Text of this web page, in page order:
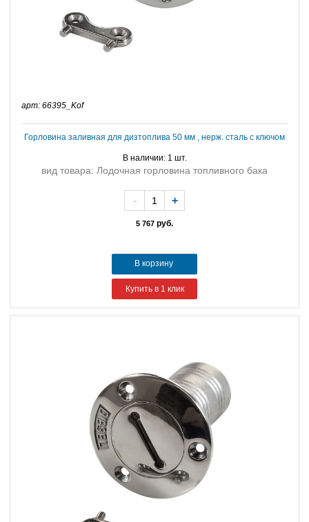
арт: 66395_Kof
Горловина заливная для дизтоплива 50 мм , нерж. сталь с ключом
В наличии: 1 шт.
вид товара: Лодочная горловина топливного бака
5 767 руб.
- +
В корзину
Купить в 1 клик